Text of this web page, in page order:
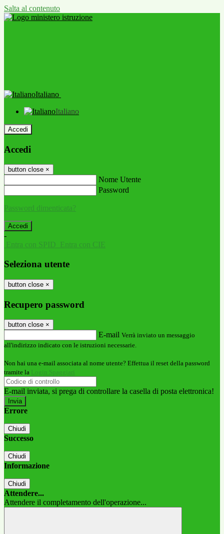
Salta al contenuto
Italiano
Italiano
Accedi
Accedi
button close ×
Nome Utente
Password
Password dimenticata?
-
Entra con SPID Entra con CIE
Seleziona utente
button close ×
Recupero password
button close ×
E-mail Verrà inviato un messaggio
all'indirizzo indicato con le istruzioni necessarie.
Non hai una e-mail associata al nome utente? Effettua il reset della password
tramite la Login Spaggiari
E-mail inviata, si prega di controllare la casella di posta elettronica!
Errore
Chiudi
Successo
Chiudi
Informazione
Chiudi
Attendere...
Attendere il completamento dell'operazione...